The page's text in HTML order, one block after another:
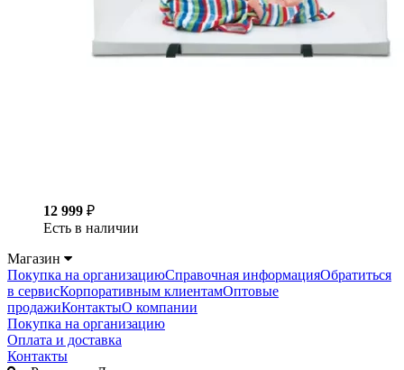
12 999 ₽
Есть в наличии
Магазин
Покупка на организациюСправочная информацияОбратиться
в сервисКорпоративным клиентамОптовые
продажиКонтактыО компании
Покупка на организацию
Оплата и доставка
Контакты